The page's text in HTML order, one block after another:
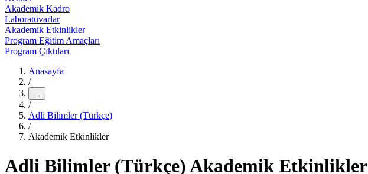
Akademik Kadro
Laboratuvarlar
Akademik Etkinlikler
Program Eğitim Amaçları
Program Çıktıları
Anasayfa
/
…
/
Adli Bilimler (Türkçe)
/
Akademik Etkinlikler
Adli Bilimler (Türkçe) Akademik Etkinlikler